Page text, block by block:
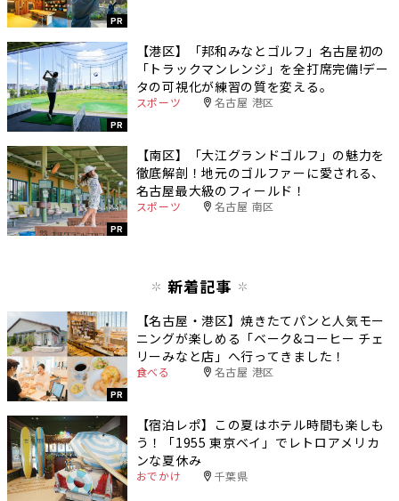
PR
PR
【港区】「邦和みなとゴルフ」名古屋初の
「トラックマンレンジ」を全打席完備!デー
タの可視化が練習の質を変える。
スポーツ 名古屋 港区
PR
【南区】「大江グランドゴルフ」の魅力を
徹底解剖！地元のゴルファーに愛される、
名古屋最大級のフィールド！
スポーツ 名古屋 南区
新着記事
PR
【名古屋・港区】焼きたてパンと人気モー
ニングが楽しめる「ベーク&コーヒー チェ
リーみなと店」へ行ってきました！
食べる 名古屋 港区
【宿泊レポ】この夏はホテル時間も楽しも
う！「1955 東京ベイ」でレトロアメリカ
ンな夏休み
おでかけ 千葉県